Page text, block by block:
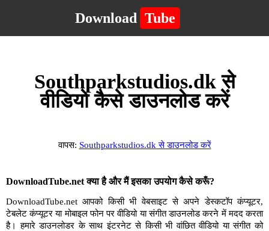
Download Tube
Southparkstudios.dk से
वीडियो कैसे डाउनलोड करें
वापस: Southparkstudios.dk से डाउनलोड करें
DownloadTube.net क्या है और मैं इसका उपयोग कैसे करूँ?
DownloadTube.net आपको किसी भी वेबसाइट से अपने डेस्कटॉप कंप्यूटर,
टेबलेट कंप्यूटर या मोबाइल फोन पर वीडियो या संगीत डाउनलोड करने में मदद करता
है। हमारे डाउनलोडर के साथ इंटरनेट से किसी भी वांछित वीडियो या संगीत को